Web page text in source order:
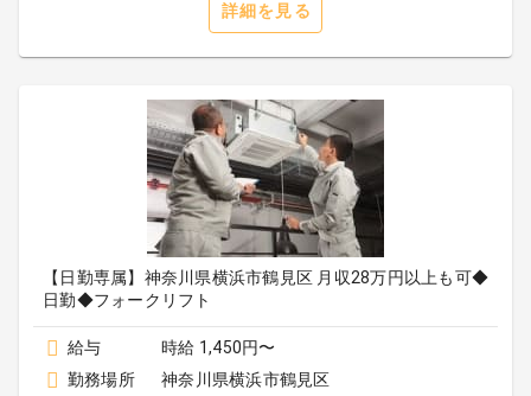
詳細を見る
【日勤専属】神奈川県横浜市鶴見区 月収28万円以上も可◆
日勤◆フォークリフト
給与
時給 1,450円〜
勤務場所
神奈川県横浜市鶴見区